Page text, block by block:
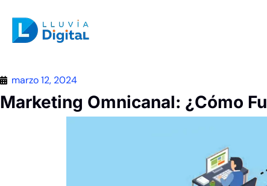
marzo 12, 2024
Marketing Omnicanal: ¿Cómo